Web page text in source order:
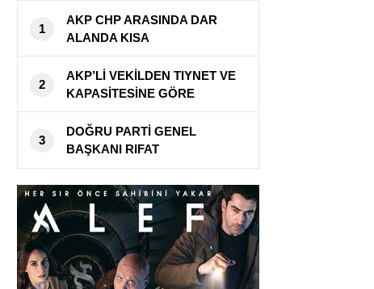
1
AKP CHP ARASINDA DAR
ALANDA KISA
PASLAŞMALAR. ERKEN
SEÇİM YAPABİLİRİZ!
2
AKP’Lİ VEKİLDEN TIYNET VE
KAPASİTESİNE GÖRE
AÇIKLAMA!
3
DOĞRU PARTİ GENEL
BAŞKANI RIFAT
SERDAROĞLU’NDAN
ERDOĞAN’A SİZ HANGİ
ÜLKENİN
CUMHURBAŞKANISINIZ!